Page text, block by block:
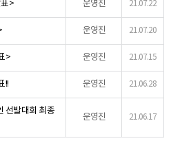
> 운영진 21.07.22
운영진 21.07.20
> 운영진 21.07.15
!! 운영진 21.06.28
선발대회 최종
운영진 21.06.17